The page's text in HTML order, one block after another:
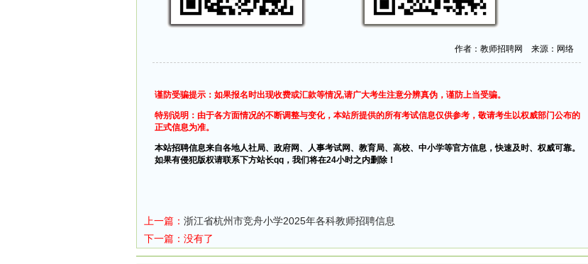
作者：教师招聘网 来源：网络
谨防受骗提示：如果报名时出现收费或汇款等情况,请广大考生注意分辨真伪，谨防上当受骗。
特别说明：由于各方面情况的不断调整与变化，本站所提供的所有考试信息仅供参考，敬请考生以权威部门公布的
正式信息为准。
本站招聘信息来自各地人社局、政府网、人事考试网、教育局、高校、中小学等官方信息，快速及时、权威可靠。
如果有侵犯版权请联系下方站长qq，我们将在24小时之内删除！
上一篇： 浙江省杭州市竞舟小学2025年各科教师招聘信息
下一篇：没有了